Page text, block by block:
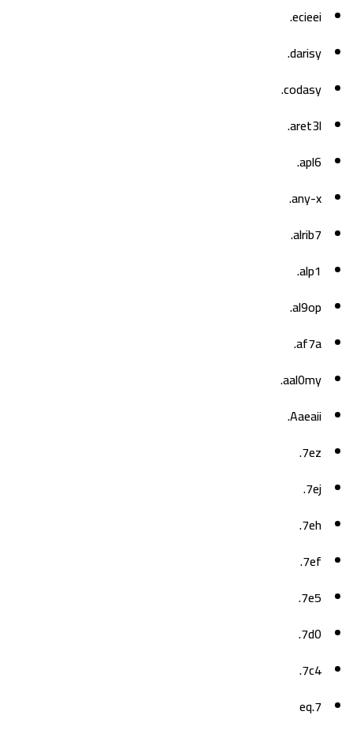
ecieei.
darisy.
codasy.
aret3l.
apl6.
any-x.
alrib7.
alp1.
al9op.
af7a.
aal0my.
Aaeaii.
7ez.
7ej.
7eh.
7ef.
7e5.
7d0.
7c4.
7.eq